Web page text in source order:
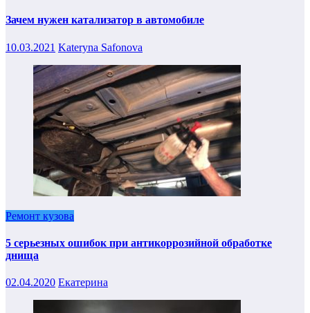
Зачем нужен катализатор в автомобиле
10.03.2021 Kateryna Safonova
Ремонт кузова
5 серьезных ошибок при антикоррозийной обработке
днища
02.04.2020 Екатерина